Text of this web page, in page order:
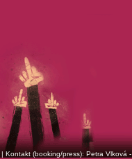
Kontakt (booking/press): Petra Vlková -